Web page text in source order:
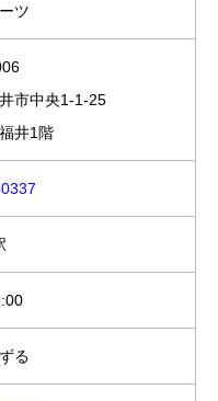
ツ
市中央1-1-25
井1階
る